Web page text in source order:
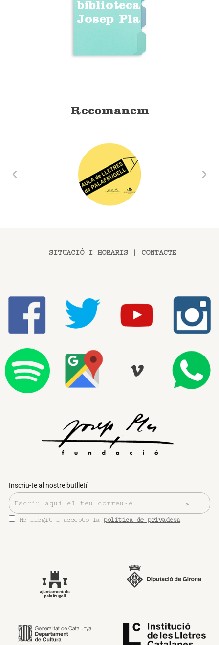
biblioteca
Josep Pla
Recomanem
SITUACIÓ I HORARIS CONTACTE
Inscriu-te al nostre butlletí
He llegit i accepto la política de privadesa